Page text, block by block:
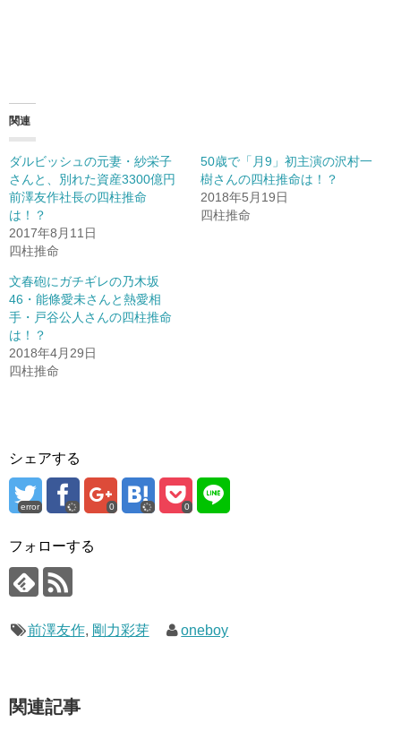
関連
ダルビッシュの元妻・紗栄子
さんと、別れた資産3300億円
前澤友作社長の四柱推命
は！？
2017年8月11日
四柱推命
50歳で「月9」初主演の沢村一
樹さんの四柱推命は！？
2018年5月19日
四柱推命
文春砲にガチギレの乃木坂
46・能條愛未さんと熱愛相
手・戸谷公人さんの四柱推命
は！？
2018年4月29日
四柱推命
シェアする
error 0 0
フォローする
前澤友作, 剛力彩芽 oneboy
関連記事